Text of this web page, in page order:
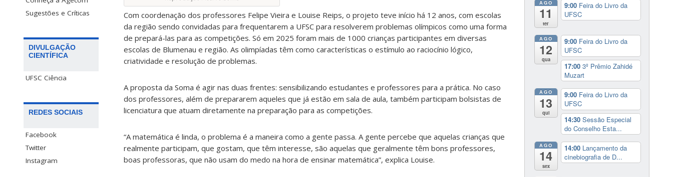
Sugestões e Críticas
DIVULGAÇÃO
CIENTÍFICA
UFSC Ciência
REDES SOCIAIS
Facebook
Twitter
Instagram
Com coordenação dos professores Felipe Vieira e Louise Reips, o projeto teve início há 12 anos, com escolas
da região sendo convidadas para frequentarem a UFSC para resolverem problemas olímpicos como uma forma
de prepará-las para as competições. Só em 2025 foram mais de 1000 crianças participantes em diversas
escolas de Blumenau e região. As olimpíadas têm como características o estímulo ao raciocínio lógico,
criatividade e resolução de problemas.
A proposta da Soma é agir nas duas frentes: sensibilizando estudantes e professores para a prática. No caso
dos professores, além de prepararem aqueles que já estão em sala de aula, também participam bolsistas de
licenciatura que atuam diretamente na preparação para as competições.
“A matemática é linda, o problema é a maneira como a gente passa. A gente percebe que aquelas crianças que
realmente participam, que gostam, que têm interesse, são aquelas que geralmente têm bons professores,
boas professoras, que não usam do medo na hora de ensinar matemática”, explica Louise.
AGO
11
ter
9:00 Feira do Livro da
UFSC
AGO
12
qua
9:00 Feira do Livro da
UFSC
17:00 3º Prêmio Zahidé
Muzart
AGO
13
qui
9:00 Feira do Livro da
UFSC
14:30 Sessão Especial
do Conselho Esta...
AGO
14
sex
14:00 Lançamento da
cinebiografia de D...